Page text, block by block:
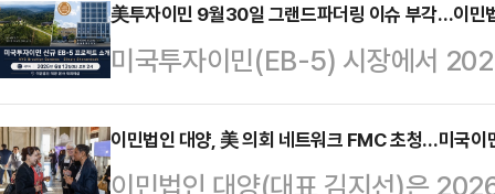
NIW·EB-1A 취업이민 세미나를
(EB-5) 세미나, 같은 달 20일 오후
각 연다.각 세미나에선 미국 내 체
따른 유의점, 미국투자이민·비숙련
美투자이민 9월30일 그랜드파더링 이슈 부각…이민
미국투자이민(EB-5) 시장에서
시 주목받고 있다. EB-5 리저널센
지 승인된 상태지만, 투자자 청원
이민법인 대양, 美 의회 네트워크 FMC 초청…미국이
이민법인 대양(대표 김지선)은